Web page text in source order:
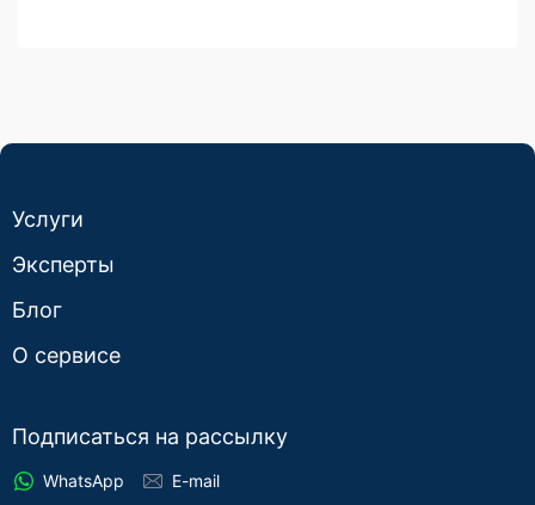
Услуги
Эксперты
Блог
О сервисе
Подписаться на рассылку
WhatsApp E-mail